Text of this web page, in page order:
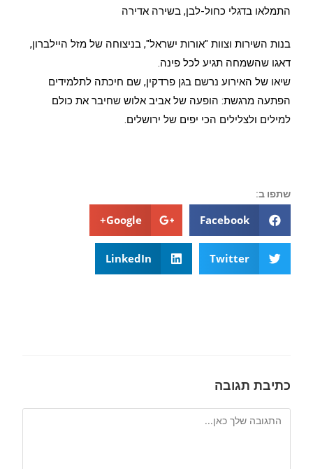
התמלאו בדגלי כחול-לבן, בשירה אדירה
בנות השירות וצוות "אורות ישראל", בניצוחה של מזל היילברון,
דאגו שהשמחה תגיע לכל פינה.
שיאו של האירוע נרשם בגן פרדקין, שם חיכתה לתלמידים
הפתעה מרגשת: הופעה של אביב אלוש שחיבר את כולם
למילים ולצלילים הכי יפים של ירושלים.
שתפו ב:
Facebook
Google+
Twitter
LinkedIn
כתיבת תגובה